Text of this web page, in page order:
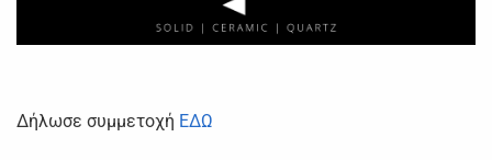
Δήλωσε συμμετοχή ΕΔΩ